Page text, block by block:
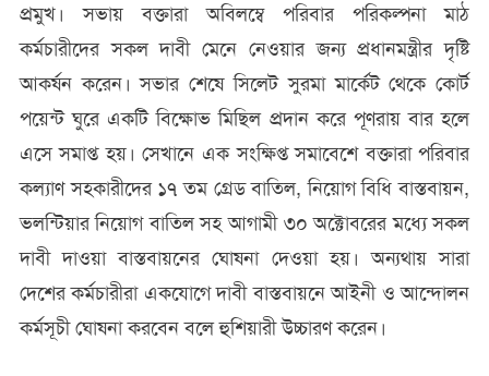
প্রমুখ। সভায় বক্তারা অবিলম্বে পরিবার পরিকল্পনা মাঠ
কর্মচারীদের সকল দাবী মেনে নেওয়ার জন্য প্রধানমন্ত্রীর দৃষ্টি
আকর্ষন করেন। সভার শেষে সিলেট সুরমা মার্কেট থেকে কোর্ট
পয়েন্ট ঘুরে একটি বিক্ষোভ মিছিল প্রদান করে পূণরায় বার হলে
এসে সমাপ্ত হয়। সেখানে এক সংক্ষিপ্ত সমাবেশে বক্তারা পরিবার
কল্যাণ সহকারীদের ১৭ তম গ্রেড বাতিল, নিয়োগ বিধি বাস্তবায়ন,
ভলন্টিয়ার নিয়োগ বাতিল সহ আগামী ৩০ অক্টোবরের মধ্যে সকল
দাবী দাওয়া বাস্তবায়নের ঘোষনা দেওয়া হয়। অন্যথায় সারা
দেশের কর্মচারীরা একযোগে দাবী বাস্তবায়নে আইনী ও আন্দোলন
কর্মসূচী ঘোষনা করবেন বলে হুশিয়ারী উচ্চারণ করেন।